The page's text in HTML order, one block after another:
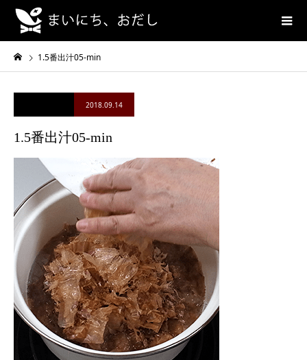
1.5番出汁05-min
2018.09.14
1.5番出汁05-min